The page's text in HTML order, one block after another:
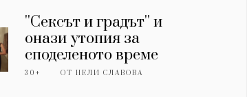
''Сексът и градът'' и
онази утопия за
споделеното време
30+ ОТНЕЛИ СЛАВОВА